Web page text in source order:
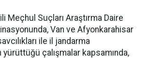
Meçhul Suçları Araştırma Daire
Van ve Afyonkarahisar
ile il jandarma
yürüttüğü çalışmalar kapsamında,